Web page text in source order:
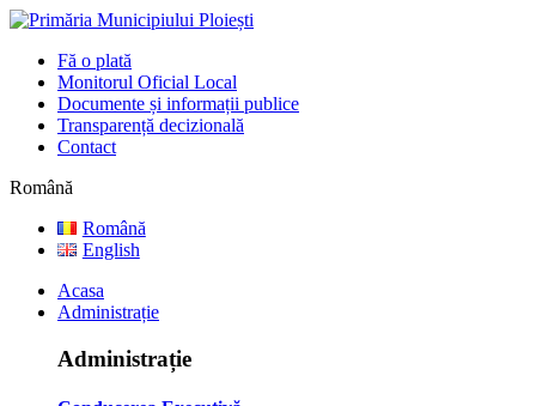
Fă o plată
Monitorul Oficial Local
Documente și informații publice
Transparență decizională
Contact
Română
Română
English
Acasa
Administrație
Administrație